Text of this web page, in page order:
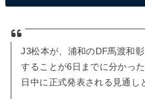
J3松本が、浦和のDF馬渡和
することが6日までに分かっ
日中に正式発表される見通し